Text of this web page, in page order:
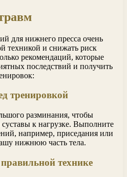
для нижнего пресса очень
техникой и снижать риск
рекомендаций, которые
последствий и получить
тренировкой
разминания, чтобы
к нагрузке. Выполните
например, приседания или
нижнюю часть тела.
технике